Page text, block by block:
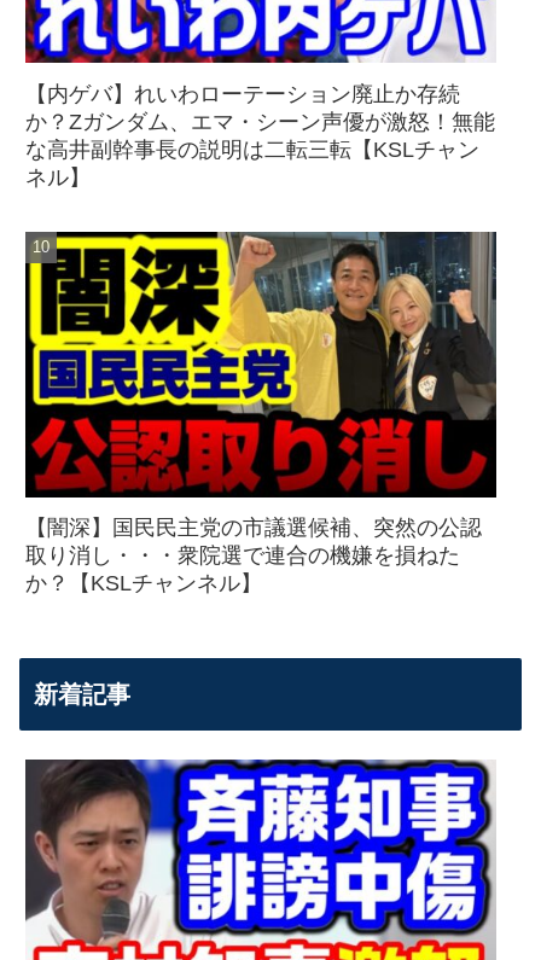
【内ゲバ】れいわローテーション廃止か存続
か？Zガンダム、エマ・シーン声優が激怒！無能
な高井副幹事長の説明は二転三転【KSLチャン
ネル】
【闇深】国民民主党の市議選候補、突然の公認
取り消し・・・衆院選で連合の機嫌を損ねた
か？【KSLチャンネル】
新着記事